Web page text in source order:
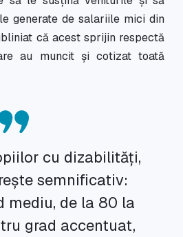
generate de salariile mici din
că acest sprijin respectă
au muncit și cotizat toată
cu dizabilități,
semnificativ:
mediu, de la 80 la
grad accentuat,